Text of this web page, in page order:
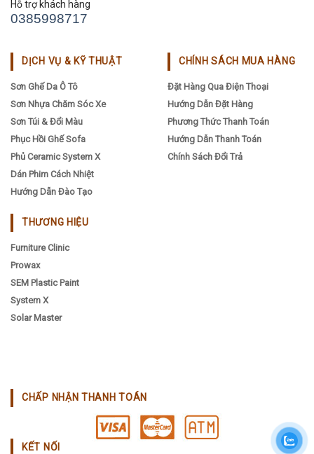
Hỗ trợ khách hàng
0385998717
DỊCH VỤ & KỸ THUẬT
Sơn Ghế Da Ô Tô
Sơn Nhựa Chăm Sóc Xe
Sơn Túi & Đổi Màu
Phục Hồi Ghế Sofa
Phủ Ceramic System X
Dán Phim Cách Nhiệt
Hướng Dẫn Đào Tạo
CHÍNH SÁCH MUA HÀNG
Đặt Hàng Qua Điện Thoại
Hướng Dẫn Đặt Hàng
Phương Thức Thanh Toán
Hướng Dẫn Thanh Toán
Chính Sách Đổi Trả
THƯƠNG HIỆU
Furniture Clinic
Prowax
SEM Plastic Paint
System X
Solar Master
CHẤP NHẬN THANH TOÁN
KẾT NỐI